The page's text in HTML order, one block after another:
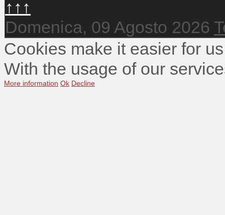
↑↑↑
Domenica, 09 Agosto 2026
Cookies make it easier for
With the usage of our
More information Ok Decline